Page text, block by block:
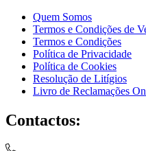
Quem Somos
Termos e Condições de
Termos e Condições
Política de Privacidade
Política de Cookies
Resolução de Litígios
Livro de Reclamações
Contactos: